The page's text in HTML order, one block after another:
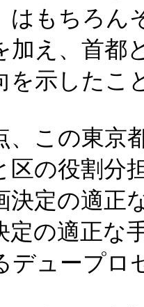
はもちろん
加え、首都
を示したこ
、この東京
区の役割分
決定の適正
定の適正な
デュープ